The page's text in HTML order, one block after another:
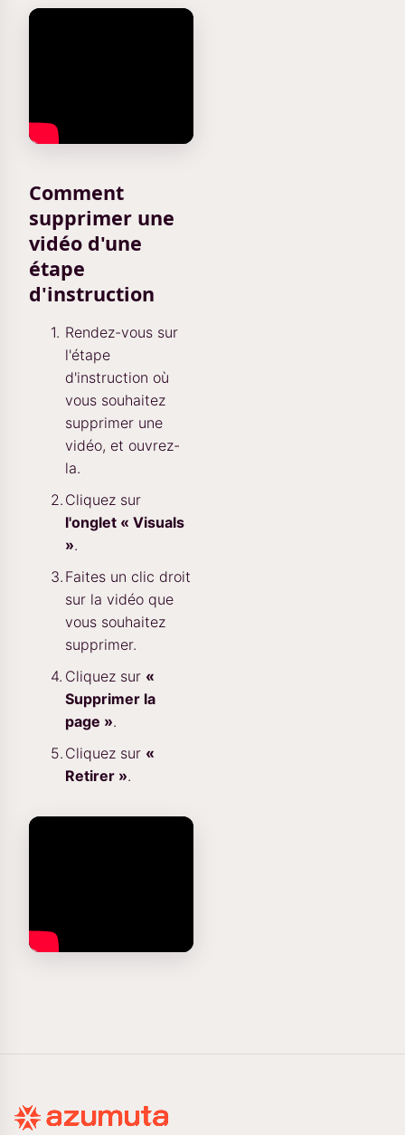
Comment
supprimer une
vidéo d'une
étape
d'instruction
Rendez-vous sur
l'étape
d'instruction où
vous souhaitez
supprimer une
vidéo, et ouvrez-
la.
Cliquez sur
l'onglet « Visuals
».
Faites un clic droit
sur la vidéo que
vous souhaitez
supprimer.
Cliquez sur «
Supprimer la
page ».
Cliquez sur «
Retirer ».